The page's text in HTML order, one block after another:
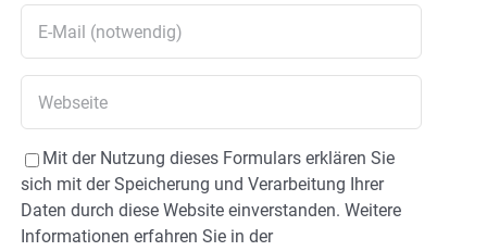
Mit der Nutzung dieses Formulars erklären Sie
sich mit der Speicherung und Verarbeitung Ihrer
Daten durch diese Website einverstanden. Weitere
Informationen erfahren Sie in der